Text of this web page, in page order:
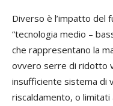
Diverso è l’impatto del
“tecnologia medio –
che rappresentano la
ovvero serre di ridotto
insufficiente sistema di
riscaldamento, o